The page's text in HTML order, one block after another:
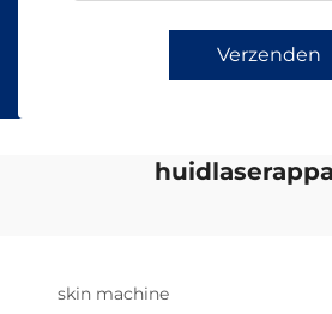
Verzenden
skin machine